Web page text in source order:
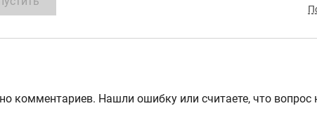
комментариев. Нашли ошибку или считаете, что вопрос